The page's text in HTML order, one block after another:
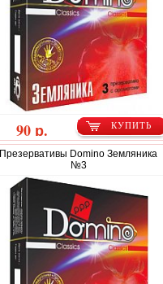
КУПИТЬ
90 р.
Презервативы Domino Земляника
№3